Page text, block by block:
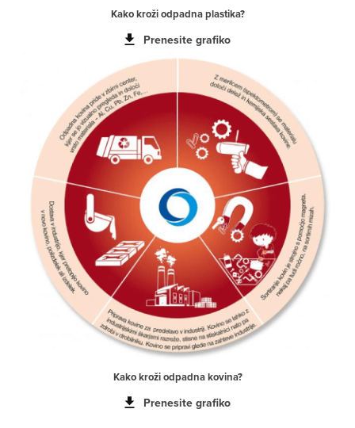
Kako kroži odpadna plastika?
Prenesite grafiko
Kako kroži odpadna kovina?
Prenesite grafiko